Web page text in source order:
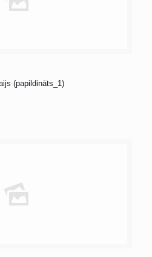
(papildināts_1)